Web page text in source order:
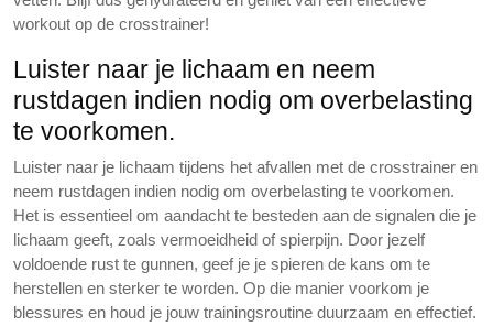
workout op de crosstrainer!
Luister naar je lichaam en neem
rustdagen indien nodig om overbelasting
te voorkomen.
Luister naar je lichaam tijdens het afvallen met de crosstrainer en
neem rustdagen indien nodig om overbelasting te voorkomen.
Het is essentieel om aandacht te besteden aan de signalen die je
lichaam geeft, zoals vermoeidheid of spierpijn. Door jezelf
voldoende rust te gunnen, geef je je spieren de kans om te
herstellen en sterker te worden. Op die manier voorkom je
blessures en houd je jouw trainingsroutine duurzaam en effectief.